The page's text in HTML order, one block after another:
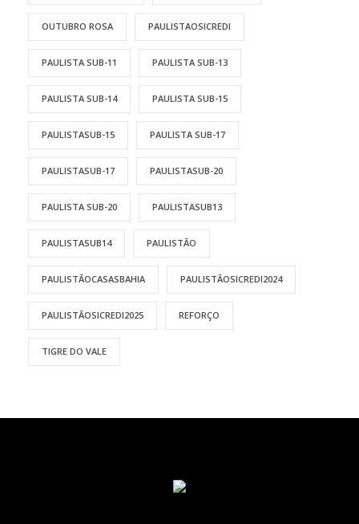
OUTUBRO ROSA PAULISTAOSICREDI
PAULISTA SUB-11 PAULISTA SUB-13
PAULISTA SUB-14 PAULISTA SUB-15
PAULISTASUB-15 PAULISTA SUB-17
PAULISTASUB-17 PAULISTASUB-20
PAULISTA SUB-20 PAULISTASUB13
PAULISTASUB14 PAULISTÃO
PAULISTÃOCASASBAHIA PAULISTÃOSICREDI2024
PAULISTÃOSICREDI2025 REFORÇO
TIGRE DO VALE